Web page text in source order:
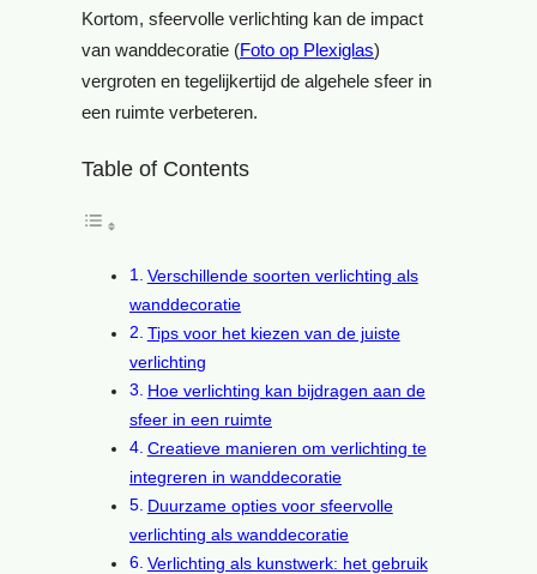
Kortom, sfeervolle verlichting kan de impact
van wanddecoratie (Foto op Plexiglas)
vergroten en tegelijkertijd de algehele sfeer in
een ruimte verbeteren.
Table of Contents
Verschillende soorten verlichting als
wanddecoratie
Tips voor het kiezen van de juiste
verlichting
Hoe verlichting kan bijdragen aan de
sfeer in een ruimte
Creatieve manieren om verlichting te
integreren in wanddecoratie
Duurzame opties voor sfeervolle
verlichting als wanddecoratie
Verlichting als kunstwerk: het gebruik